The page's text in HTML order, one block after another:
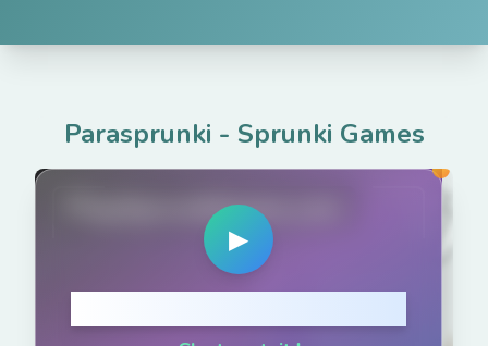
Parasprunki - Sprunki Games
PlaySprunkiGame.com
▶